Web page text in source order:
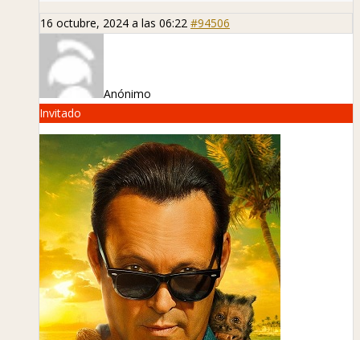
16 octubre, 2024 a las 06:22 #94506
Anónimo
Invitado